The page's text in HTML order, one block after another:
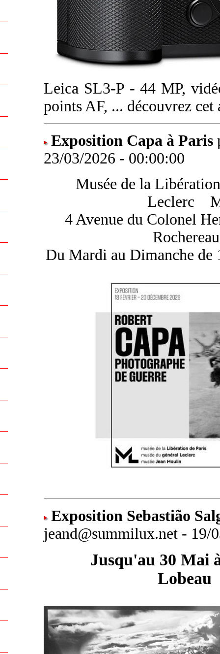
Leica SL3-P - 44 MP,
points AF, ... découvrez
Exposition Capa à Paris
23/03/2026 - 00:00:00
Musée de la
Leclerc
4 Avenue du Colonel
Du Mardi au Dimanche de
Exposition Sebastião
jeand@summilux.net - 19/
Jusqu'au 30 Mai
Lobeau